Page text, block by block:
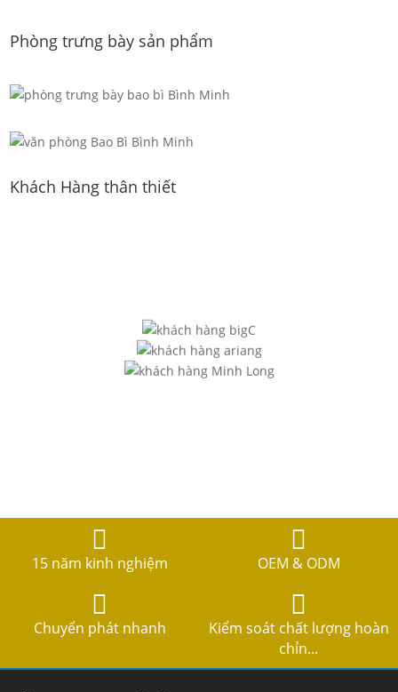
Phòng trưng bày sản phẩm
Khách Hàng thân thiết
15 năm kinh nghiệm OEM & ODM
Chuyển phát nhanh
Kiểm soát chất lượng hoàn
chỉn...